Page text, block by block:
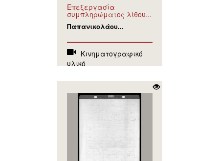
Επεξεργασία
συμπληρώματος λίθου...
Παπανικολάου...
Κινηματογραφικό
υλικό